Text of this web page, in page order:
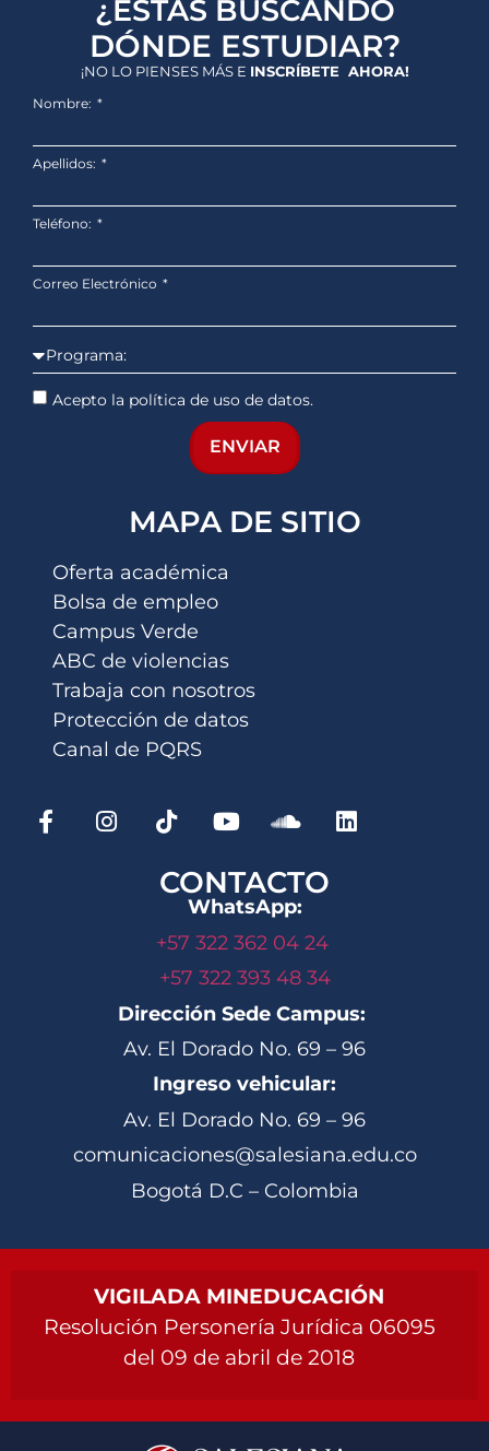
¿ESTÁS BUSCANDO
DÓNDE ESTUDIAR?
¡NO LO PIENSES MÁS E INSCRÍBETE AHORA!
Nombre:
Apellidos:
Teléfono:
Correo Electrónico
Acepto la política de uso de datos.
ENVIAR
MAPA DE SITIO
Oferta académica
Bolsa de empleo
Campus Verde
ABC de violencias
Trabaja con nosotros
Protección de datos
Canal de PQRS
CONTACTO
WhatsApp:
+57 322 362 04 24
+57 322 393 48 34
Dirección Sede Campus:
Av. El Dorado No. 69 – 96
Ingreso vehicular:
Av. El Dorado No. 69 – 96
comunicaciones@salesiana.edu.co
Bogotá D.C – Colombia
VIGILADA MINEDUCACIÓN
Resolución Personería Jurídica 06095
del 09 de abril de 2018